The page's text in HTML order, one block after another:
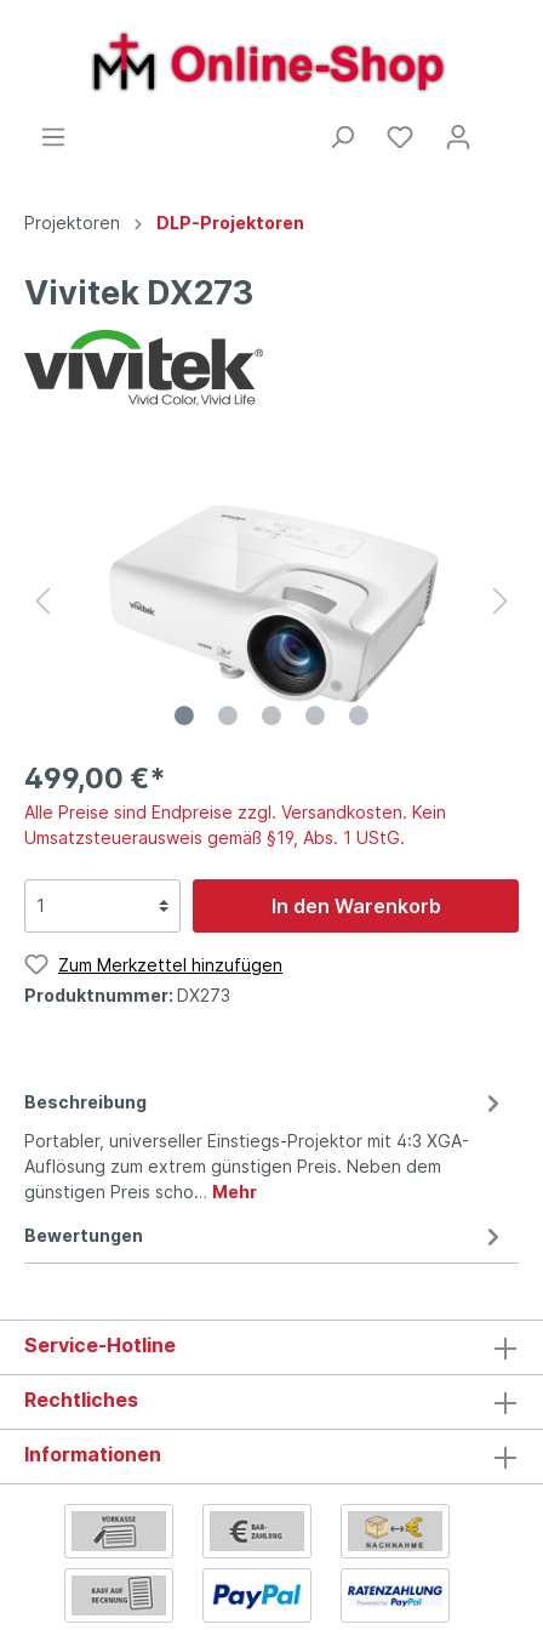
Projektoren DLP-Projektoren
Vivitek DX273
499,00 €*
Alle Preise sind Endpreise zzgl. Versandkosten. Kein
Umsatzsteuerausweis gemäß §19, Abs. 1 UStG.
In den Warenkorb
Zum Merkzettel hinzufügen
Produktnummer: DX273
Beschreibung
Portabler, universeller Einstiegs-Projektor mit 4:3 XGA-
Auflösung zum extrem günstigen Preis. Neben dem
günstigen Preis scho… Mehr
Bewertungen
Service-Hotline
Rechtliches
Informationen